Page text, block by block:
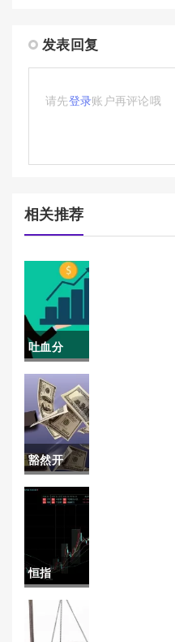
发表回复
请先登录账户再评论哦
相关推荐
吐血分
享！股指
期货在哪
开户好(股
指期货交
易在哪里
豁然开
朗！原油
(原油工业
指数实时
查询)
恒指
2018(恒指
2023年休